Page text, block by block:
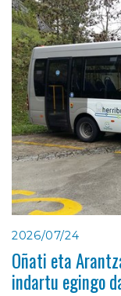
2026/07/24
Oñati eta
indartu egingo